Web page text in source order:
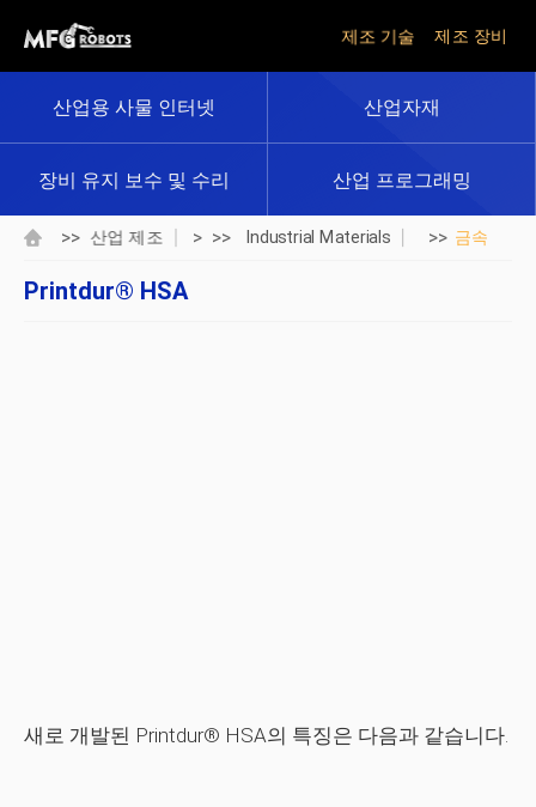
제조 기술 제조 장비
산업용 사물 인터넷 산업자재
장비 유지 보수 및 수리 산업 프로그래밍
>> 산업 제조 > >> Industrial Materials >> 금속
Printdur® HSA
새로 개발된 Printdur® HSA의 특징은 다음과 같습니다.